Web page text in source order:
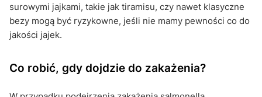
surowymi jajkami, takie jak tiramisu, czy nawet klasyczne
bezy mogą być ryzykowne, jeśli nie mamy pewności co do
jakości jajek.
Co robić, gdy dojdzie do zakażenia?